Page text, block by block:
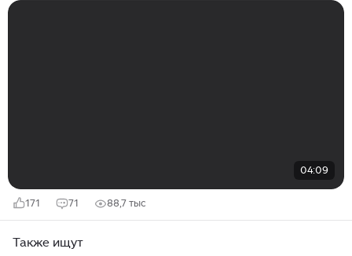
04:09
171 71 88,7 тыс
Также ищут